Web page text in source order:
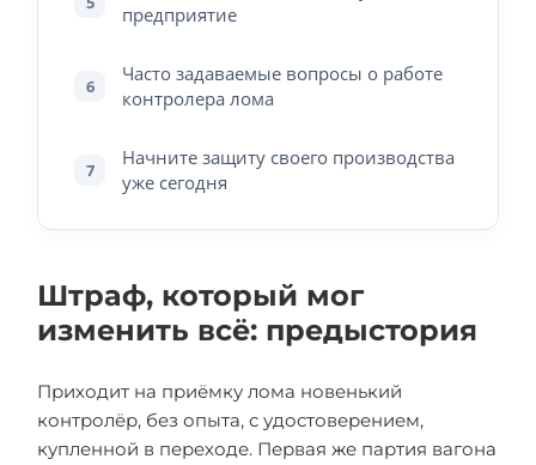
предприятие
6
Часто задаваемые вопросы о работе
контролера лома
7
Начните защиту своего производства
уже сегодня
Штраф, который мог
изменить всё: предыстория
Приходит на приёмку лома новенький
контролёр, без опыта, с удостоверением,
купленной в переходе. Первая же партия вагона